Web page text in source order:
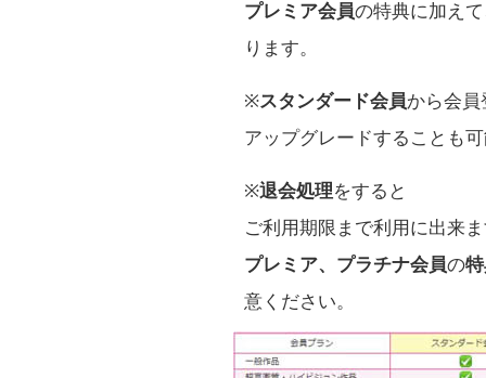
プレミア会員の特典に加え
ります。
※スタンダード会員から会員
アップグレードすることも
※退会処理をすると
ご利用期限まで利用に出来
プレミア、プラチナ会員の
意ください。